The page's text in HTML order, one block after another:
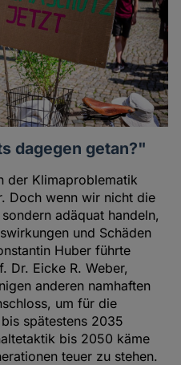
dagegen getan?"
der Klimaproblematik
Doch wenn wir nicht die
adäquat handeln,
und Schäden
Huber führte
Dr. Eicke R. Weber,
anderen namhaften
um für die
spätestens 2035
bis 2050 käme
teuer zu stehen.